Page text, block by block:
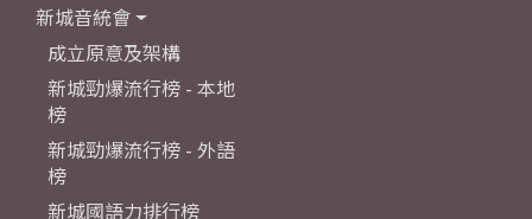
新城音統會
成立原意及架構
新城勁爆流行榜 - 本地
榜
新城勁爆流行榜 - 外語
榜
新城國語力排行榜